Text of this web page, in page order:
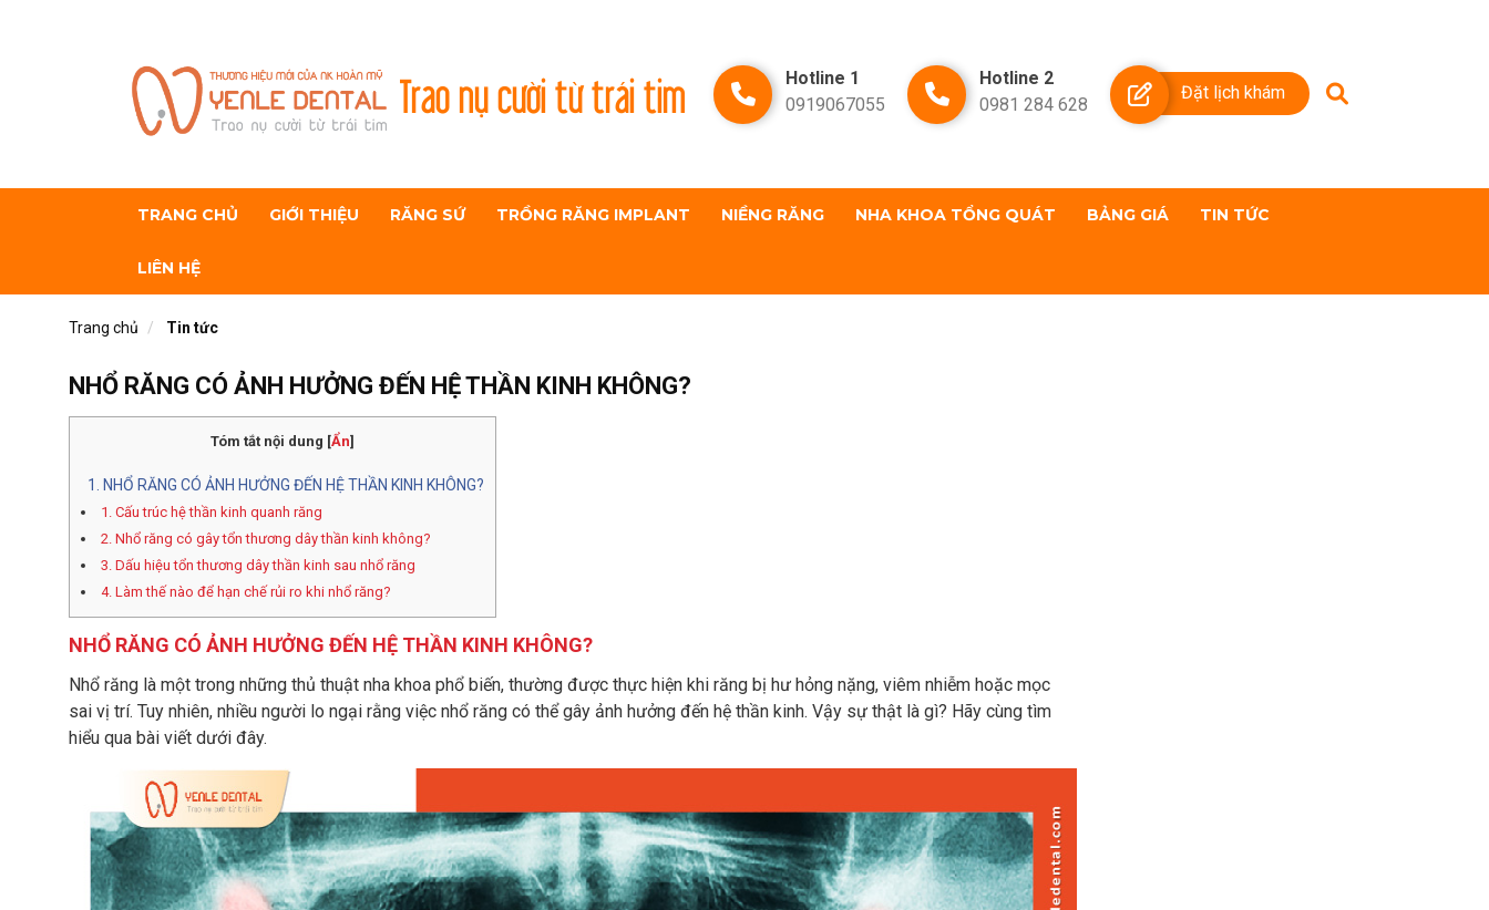
Trao nụ cười từ trái tim
Hotline 1
0919067055
Hotline 2
0981 284 628
Đặt lịch khám
TRANG CHỦ GIỚI THIỆU RĂNG SỨ TRỒNG RĂNG IMPLANT NIỀNG RĂNG NHA KHOA TỔNG QUÁT BẢNG GIÁ TIN TỨC
LIÊN HỆ
Trang chủ Tin tức
NHỔ RĂNG CÓ ẢNH HƯỞNG ĐẾN HỆ THẦN KINH KHÔNG?
Tóm tắt nội dung [Ẩn]
NHỔ RĂNG CÓ ẢNH HƯỞNG ĐẾN HỆ THẦN KINH KHÔNG?
1. Cấu trúc hệ thần kinh quanh răng
2. Nhổ răng có gây tổn thương dây thần kinh không?
3. Dấu hiệu tổn thương dây thần kinh sau nhổ răng
4. Làm thế nào để hạn chế rủi ro khi nhổ răng?
NHỔ RĂNG CÓ ẢNH HƯỞNG ĐẾN HỆ THẦN KINH KHÔNG?
Nhổ răng là một trong những thủ thuật nha khoa phổ biến, thường được thực hiện khi răng bị hư hỏng nặng, viêm nhiễm hoặc mọc
sai vị trí. Tuy nhiên, nhiều người lo ngại rằng việc nhổ răng có thể gây ảnh hưởng đến hệ thần kinh. Vậy sự thật là gì? Hãy cùng tìm
hiểu qua bài viết dưới đây.